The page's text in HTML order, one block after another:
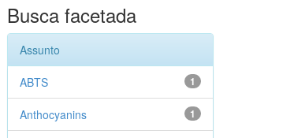
Busca facetada
Assunto
1
ABTS
1
Anthocyanins